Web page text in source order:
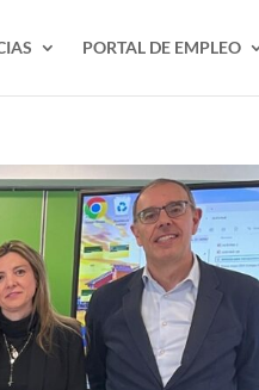
PORTAL DE EMPLEO